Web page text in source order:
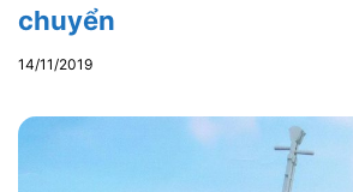
chuyển
14/11/2019